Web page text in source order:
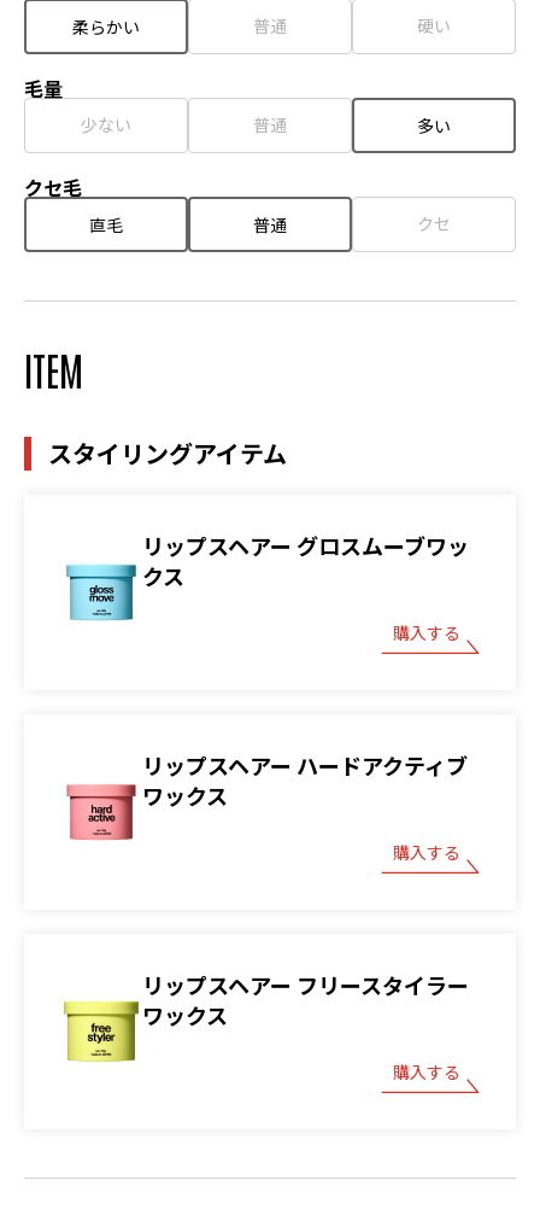
柔らかい 普通 硬い
毛量
少ない 普通 多い
クセ毛
直毛 普通 クセ
ITEM
スタイリングアイテム
リップスヘアー グロスムーブワッ
クス
購入する
リップスヘアー ハードアクティブ
ワックス
購入する
リップスヘアー フリースタイラー
ワックス
購入する